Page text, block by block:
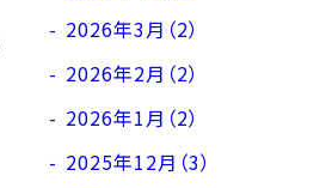
2026年3月（2）
2026年2月（2）
2026年1月（2）
2025年12月（3）